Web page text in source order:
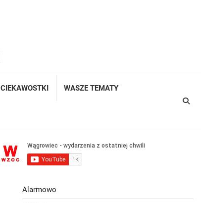
CIEKAWOSTKI WASZE TEMATY
Alarmowo